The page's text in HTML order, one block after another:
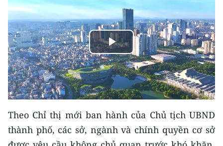
GIÁO DỤC
Y TẾ
KHOA HỌC - CÔNG NGHỆ
MÔI TRƯỜNG
BẠN ĐỌC
KIỂM CHỨNG THÔNG TIN
Play
Video
Theo Chỉ thị mới ban hành của Chủ tịch UBND
thành phố, các sở, ngành và chính quyền cơ sở